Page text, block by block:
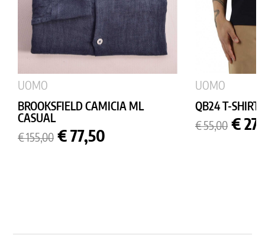
UOMO
BROOKSFIELD CAMICIA ML
CASUAL
Prezzo
base
€ 155,00 Prezzo
€ 77,50
UOMO
QB24 T-SHIRT
Prezzo
base
€ 55,00 €